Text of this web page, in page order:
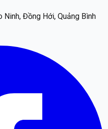
Ninh, Đồng Hới, Quảng Bình